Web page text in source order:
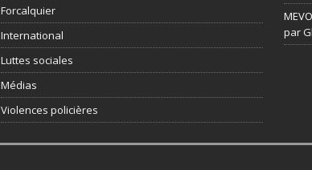
Forcalquier
International
Luttes sociales
Médias
Violences policières
par